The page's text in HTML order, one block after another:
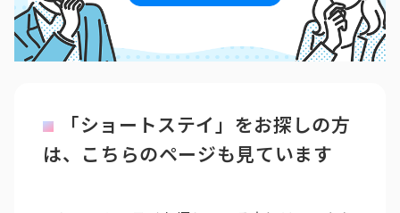
「ショートステイ」をお探しの方
は、こちらのページも見ています